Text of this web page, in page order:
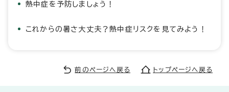
熱中症を予防しましょう！
これからの暑さ大丈夫？熱中症リスクを見てみよう！
前のページへ戻る トップページへ戻る